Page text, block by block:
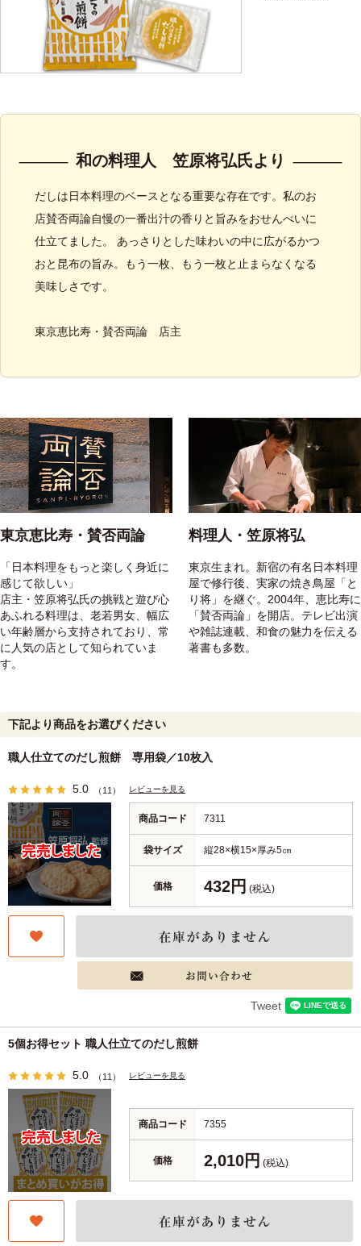
和の料理人 笠原将弘氏より
だしは日本料理のベースとなる重要な存在です。私のお
店賛否両論自慢の一番出汁の香りと旨みをおせんべいに
仕立てました。 あっさりとした味わいの中に広がるかつ
おと昆布の旨み。もう一枚、もう一枚と止まらなくなる
美味しさです。
東京恵比寿・賛否両論 店主
東京恵比寿・賛否両論
「日本料理をもっと楽しく身近に
感じて欲しい」
店主・笠原将弘氏の挑戦と遊び心
あふれる料理は、老若男女、幅広
い年齢層から支持されており、常
に人気の店として知られていま
す。
料理人・笠原将弘
東京生まれ。新宿の有名日本料理
屋で修行後、実家の焼き鳥屋「と
り将」を継ぐ。2004年、恵比寿に
「賛否両論」を開店。テレビ出演
や雑誌連載、和食の魅力を伝える
著書も多数。
下記より商品をお選びください
職人仕立てのだし煎餅 専用袋／10枚入
5.0 （11） レビューを見る
商品コード 7311
袋サイズ 縦28×横15×厚み5㎝
価格 432円 (税込)
Tweet
5個お得セット 職人仕立てのだし煎餅
5.0 （11） レビューを見る
商品コード 7355
価格 2,010円 (税込)